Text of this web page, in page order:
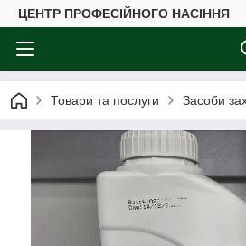
ЦЕНТР ПРОФЕСІЙНОГО НАСІННЯ
Товари та послуги Засоби